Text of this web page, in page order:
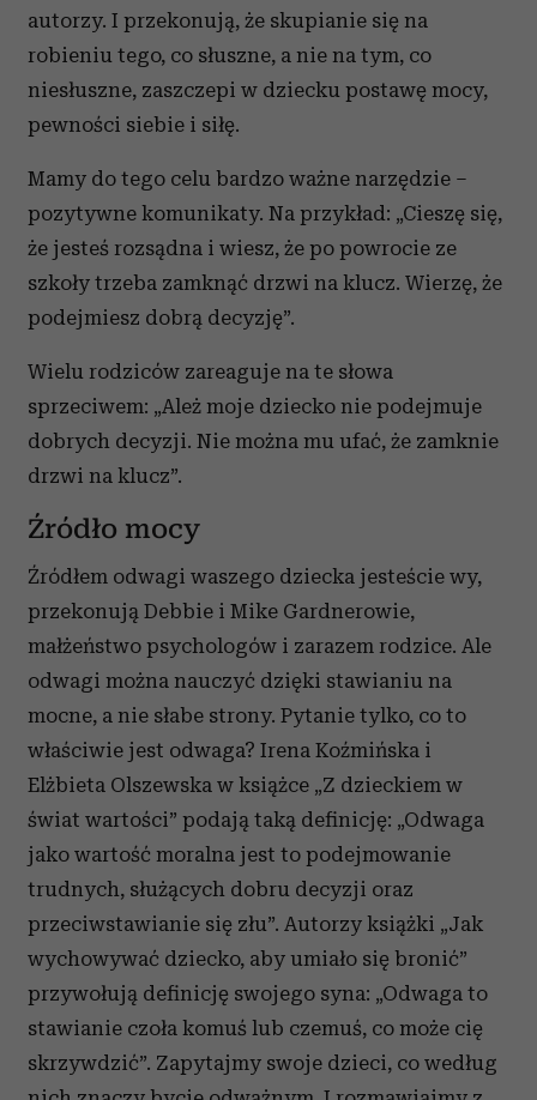
autorzy. I przekonują, że skupianie się na
robieniu tego, co słuszne, a nie na tym, co
niesłuszne, zaszczepi w dziecku postawę mocy,
pewności siebie i siłę.
Mamy do tego celu bardzo ważne narzędzie –
pozytywne komunikaty. Na przykład: „Cieszę się,
że jesteś rozsądna i wiesz, że po powrocie ze
szkoły trzeba zamknąć drzwi na klucz. Wierzę, że
podejmiesz dobrą decyzję”.
Wielu rodziców zareaguje na te słowa
sprzeciwem: „Ależ moje dziecko nie podejmuje
dobrych decyzji. Nie można mu ufać, że zamknie
drzwi na klucz”.
Źródło mocy
Źródłem odwagi waszego dziecka jesteście wy,
przekonują Debbie i Mike Gardnerowie,
małżeństwo psychologów i zarazem rodzice. Ale
odwagi można nauczyć dzięki stawianiu na
mocne, a nie słabe strony. Pytanie tylko, co to
właściwie jest odwaga? Irena Koźmińska i
Elżbieta Olszewska w książce „Z dzieckiem w
świat wartości” podają taką definicję: „Odwaga
jako wartość moralna jest to podejmowanie
trudnych, służących dobru decyzji oraz
przeciwstawianie się złu”. Autorzy książki „Jak
wychowywać dziecko, aby umiało się bronić”
przywołują definicję swojego syna: „Odwaga to
stawianie czoła komuś lub czemuś, co może cię
skrzywdzić”. Zapytajmy swoje dzieci, co według